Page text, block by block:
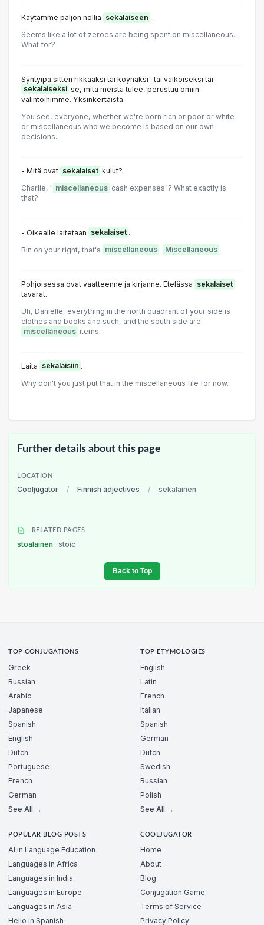
Käytämme paljon nollia sekalaiseen .
Seems like a lot of zeroes are being spent on miscellaneous. -
What for?
Syntyipä sitten rikkaaksi tai köyhäksi- tai valkoiseksi tai
sekalaiseksi se, mitä meistä tulee, perustuu omiin
valintoihimme. Yksinkertaista.
You see, everyone, whether we're born rich or poor or white
or miscellaneous who we become is based on our own
decisions.
- Mitä ovat sekalaiset kulut?
Charlie, " miscellaneous cash expenses"? What exactly is
that?
- Oikealle laitetaan sekalaiset .
Bin on your right, that's miscellaneous . Miscellaneous .
Pohjoisessa ovat vaatteenne ja kirjanne. Etelässä sekalaiset
tavarat.
Uh, Danielle, everything in the north quadrant of your side is
clothes and books and such, and the south side are
miscellaneous items.
Laita sekalaisiin .
Why don't you just put that in the miscellaneous file for now.
Further details about this page
LOCATION
Cooljugator / Finnish adjectives / sekalainen
RELATED PAGES
stoalainen stoic
Back to Top
TOP CONJUGATIONS
Greek
Russian
Arabic
Japanese
Spanish
English
Dutch
Portuguese
French
German
See All →
TOP ETYMOLOGIES
English
Latin
French
Italian
Spanish
German
Dutch
Swedish
Russian
Polish
See All →
POPULAR BLOG POSTS
AI in Language Education
Languages in Africa
Languages in India
Languages in Europe
Languages in Asia
Hello in Spanish
COOLJUGATOR
Home
About
Blog
Conjugation Game
Terms of Service
Privacy Policy